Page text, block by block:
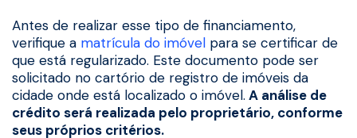
Antes de realizar esse tipo de financiamento,
verifique a matrícula do imóvel para se certificar de
que está regularizado. Este documento pode ser
solicitado no cartório de registro de imóveis da
cidade onde está localizado o imóvel. A análise de
crédito será realizada pelo proprietário, conforme
seus próprios critérios.